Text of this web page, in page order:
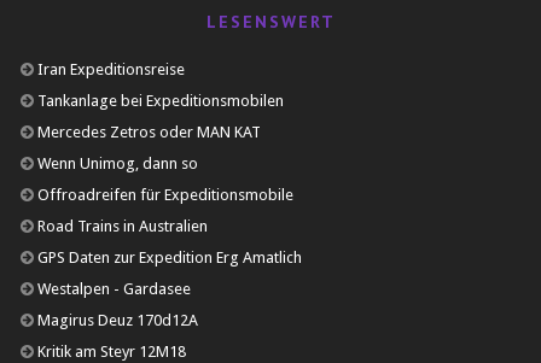
LESENSWERT
Iran Expeditionsreise
Tankanlage bei Expeditionsmobilen
Mercedes Zetros oder MAN KAT
Wenn Unimog, dann so
Offroadreifen für Expeditionsmobile
Road Trains in Australien
GPS Daten zur Expedition Erg Amatlich
Westalpen - Gardasee
Magirus Deuz 170d12A
Kritik am Steyr 12M18